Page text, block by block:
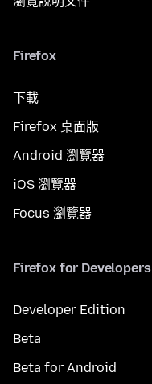
Firefox
下載
Firefox 桌面版
Android 瀏覽器
iOS 瀏覽器
Focus 瀏覽器
Firefox for Developers
Developer Edition
Beta
Beta for Android